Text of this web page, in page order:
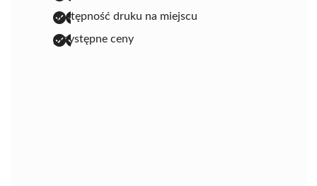
dostępność druku na miejscu
przystępne ceny